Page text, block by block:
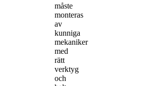
måste
monteras
av
kunniga
mekaniker
med
rätt
verktyg
och